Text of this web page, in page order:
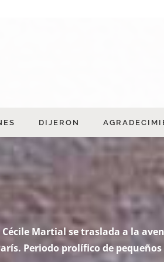
DIJERON
Cécile Martial se traslada a la
Periodo prolífico de